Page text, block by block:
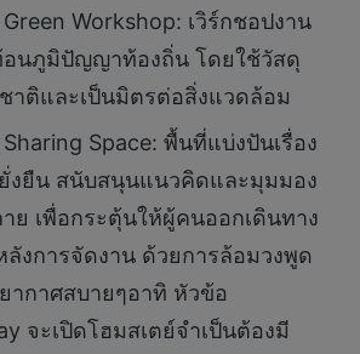
Workshop: เวิร์กชอปงาน
นภูมิปัญญาท้องถิ่น โดยใช้วัสดุ
าติและเป็นมิตรต่อสิ่งแวดล้อม
Space: พื้นที่แบ่งปันเรื่อง
งยืน สนับสนุนแนวคิดและมุมมอง
ย เพื่อกระตุ้นให้ผู้คนออกเดินทาง
ลังการจัดงาน ด้วยการล้อมวงพูด
ากาศสบายๆอาทิ หัวข้อ
จะเปิดโฮมสเตย์จำเป็นต้องมี